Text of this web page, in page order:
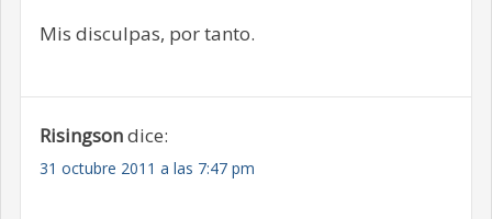
Mis disculpas, por tanto.
Risingsondice:
31 octubre 2011 a las 7:47 pm